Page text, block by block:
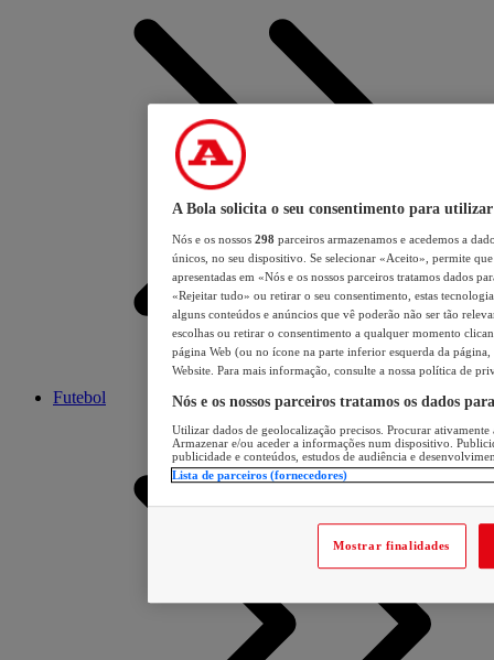
Futebol
A Bola solicita o seu consentimento para utilizar
Nós e os nossos 298 parceiros armazenamos e acedemos a
únicos, no seu dispositivo. Se selecionar «Aceito», permite
apresentadas em «Nós e os nossos parceiros tratamos dados
«Rejeitar tudo» ou retirar o seu consentimento, estas
alguns conteúdos e anúncios que vê poderão não ser tão
escolhas ou retirar o consentimento a qualquer momento
página Web (ou no ícone na parte inferior esquerda da página,
Website. Para mais informação, consulte a nossa política de
Nós e os nossos parceiros tratamos os dados
Utilizar dados de geolocalização precisos. Procurar
Armazenar e/ou aceder a informações num dispositivo.
publicidade e conteúdos, estudos de audiência e
Lista de parceiros (fornecedores)
Mostrar finalidades